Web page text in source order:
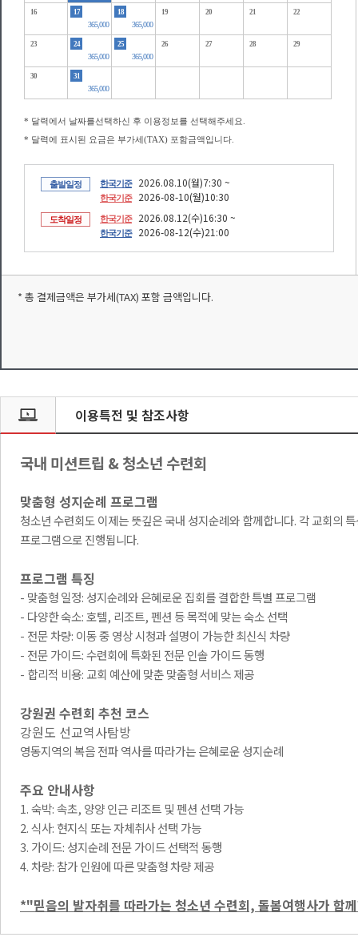
16 17
365,000
18
365,000
19 20 21 22
23 24
365,000
25
365,000
26 27 28 29
30 31
365,000
* 달력에서 날짜를선택하신 후 이용정보를 선택해주세요.
* 달력에 표시된 요금은 부가세(TAX) 포함금액입니다.
출발일정 한국기준 2026.08.10(월)7:30 ~
한국기준 2026-08-10(월)10:30
도착일정 한국기준 2026.08.12(수)16:30 ~
한국기준 2026-08-12(수)21:00
* 총 결제금액은 부가세(TAX) 포함 금액입니다.
이용특전 및 참조사항
국내 미션트립 & 청소년 수련회
맞춤형 성지순례 프로그램
청소년 수련회도 이제는 뜻깊은 국내 성지순례와 함께합니다. 각 교회의
프로그램으로 진행됩니다.
프로그램 특징
- 맞춤형 일정: 성지순례와 은혜로운 집회를 결합한 특별 프로그램
- 다양한 숙소: 호텔, 리조트, 펜션 등 목적에 맞는 숙소 선택
- 전문 차량: 이동 중 영상 시청과 설명이 가능한 최신식 차량
- 전문 가이드: 수련회에 특화된 전문 인솔 가이드 동행
- 합리적 비용: 교회 예산에 맞춘 맞춤형 서비스 제공
강원권 수련회 추천 코스
강원도 선교역사탐방
영동지역의 복음 전파 역사를 따라가는 은혜로운 성지순례
주요 안내사항
1. 숙박: 속초, 양양 인근 리조트 및 펜션 선택 가능
2. 식사: 현지식 또는 자체취사 선택 가능
3. 가이드: 성지순례 전문 가이드 선택적 동행
4. 차량: 참가 인원에 따른 맞춤형 차량 제공
*"믿음의 발자취를 따라가는 청소년 수련회, 돌봄여행사가 함